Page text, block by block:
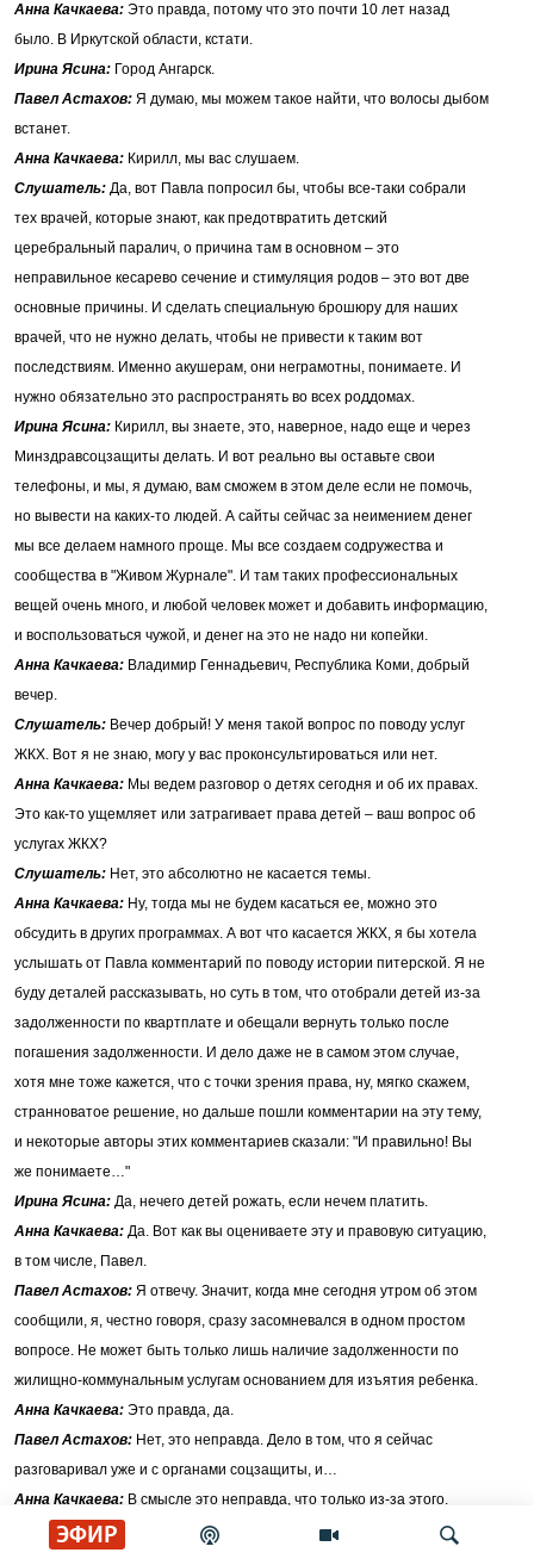
ЭФИР
Анна Качкаева: Это правда, потому что это почти 10 лет назад
было. В Иркутской области, кстати.
Ирина Ясина: Город Ангарск.
Павел Астахов: Я думаю, мы можем такое найти, что волосы дыбом
встанет.
Анна Качкаева: Кирилл, мы вас слушаем.
Слушатель: Да, вот Павла попросил бы, чтобы все-таки собрали
тех врачей, которые знают, как предотвратить детский
церебральный паралич, о причина там в основном – это
неправильное кесарево сечение и стимуляция родов – это вот две
основные причины. И сделать специальную брошюру для наших
врачей, что не нужно делать, чтобы не привести к таким вот
последствиям. Именно акушерам, они неграмотны, понимаете. И
нужно обязательно это распространять во всех роддомах.
Ирина Ясина: Кирилл, вы знаете, это, наверное, надо еще и через
Минздравсоцзащиты делать. И вот реально вы оставьте свои
телефоны, и мы, я думаю, вам сможем в этом деле если не помочь,
но вывести на каких-то людей. А сайты сейчас за неимением денег
мы все делаем намного проще. Мы все создаем содружества и
сообщества в "Живом Журнале". И там таких профессиональных
вещей очень много, и любой человек может и добавить информацию,
и воспользоваться чужой, и денег на это не надо ни копейки.
Анна Качкаева: Владимир Геннадьевич, Республика Коми, добрый
вечер.
Слушатель: Вечер добрый! У меня такой вопрос по поводу услуг
ЖКХ. Вот я не знаю, могу у вас проконсультироваться или нет.
Анна Качкаева: Мы ведем разговор о детях сегодня и об их правах.
Это как-то ущемляет или затрагивает права детей – ваш вопрос об
услугах ЖКХ?
Слушатель: Нет, это абсолютно не касается темы.
Анна Качкаева: Ну, тогда мы не будем касаться ее, можно это
обсудить в других программах. А вот что касается ЖКХ, я бы хотела
услышать от Павла комментарий по поводу истории питерской. Я не
буду деталей рассказывать, но суть в том, что отобрали детей из-за
задолженности по квартплате и обещали вернуть только после
погашения задолженности. И дело даже не в самом этом случае,
хотя мне тоже кажется, что с точки зрения права, ну, мягко скажем,
странноватое решение, но дальше пошли комментарии на эту тему,
и некоторые авторы этих комментариев сказали: "И правильно! Вы
же понимаете…"
Ирина Ясина: Да, нечего детей рожать, если нечем платить.
Анна Качкаева: Да. Вот как вы оцениваете эту и правовую ситуацию,
в том числе, Павел.
Павел Астахов: Я отвечу. Значит, когда мне сегодня утром об этом
сообщили, я, честно говоря, сразу засомневался в одном простом
вопросе. Не может быть только лишь наличие задолженности по
жилищно-коммунальным услугам основанием для изъятия ребенка.
Анна Качкаева: Это правда, да.
Павел Астахов: Нет, это неправда. Дело в том, что я сейчас
разговаривал уже и с органами соцзащиты, и…
Анна Качкаева: В смысле это неправда, что только из-за этого.
Павел Астахов:
Да, конечно, потому что эта мама стоит на